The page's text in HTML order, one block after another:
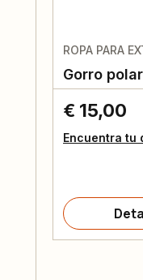
ROPA PARA
Gorro polar
€ 15,00
Encuentra tu